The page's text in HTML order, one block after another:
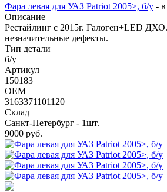
Фара левая для УАЗ Patriot 2005>, б/у -
Описание
Рестайлинг с 2015г. Галоген+LED
незначительные дефекты.
Тип детали
б/у
Артикул
150183
OEM
3163371101120
Склад
Санкт-Петербург - 1шт.
9000 руб.